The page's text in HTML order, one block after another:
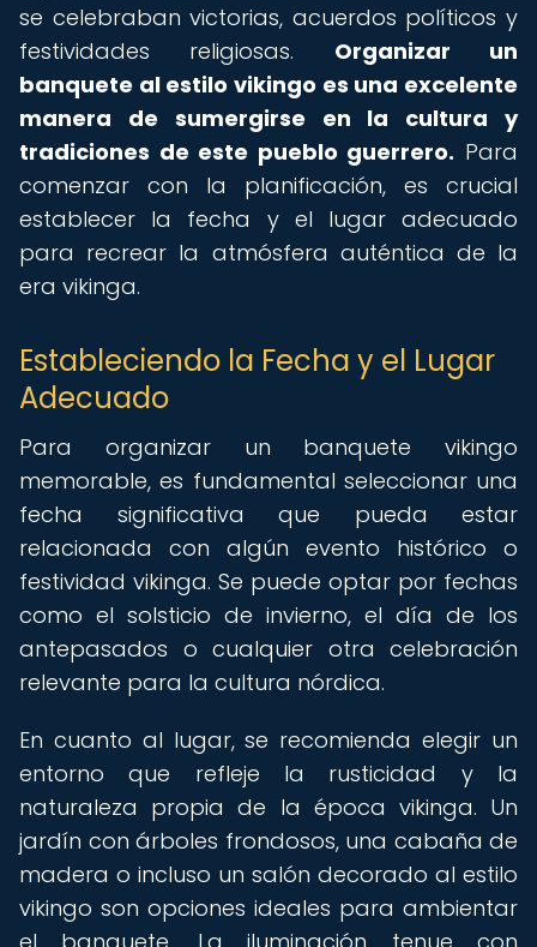
se celebraban victorias, acuerdos políticos y
festividades religiosas. Organizar un
banquete al estilo vikingo es una excelente
manera de sumergirse en la cultura y
tradiciones de este pueblo guerrero. Para
comenzar con la planificación, es crucial
establecer la fecha y el lugar adecuado
para recrear la atmósfera auténtica de la
era vikinga.
Estableciendo la Fecha y el Lugar
Adecuado
Para organizar un banquete vikingo
memorable, es fundamental seleccionar una
fecha significativa que pueda estar
relacionada con algún evento histórico o
festividad vikinga. Se puede optar por fechas
como el solsticio de invierno, el día de los
antepasados o cualquier otra celebración
relevante para la cultura nórdica.
En cuanto al lugar, se recomienda elegir un
entorno que refleje la rusticidad y la
naturaleza propia de la época vikinga. Un
jardín con árboles frondosos, una cabaña de
madera o incluso un salón decorado al estilo
vikingo son opciones ideales para ambientar